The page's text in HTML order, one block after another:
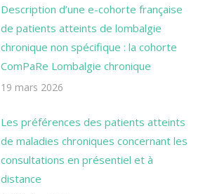
Description d’une e-cohorte française
de patients atteints de lombalgie
chronique non spécifique : la cohorte
ComPaRe Lombalgie chronique
19 mars 2026
Les préférences des patients atteints
de maladies chroniques concernant les
consultations en présentiel et à
distance